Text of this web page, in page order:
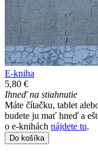
E-kniha
5,80 €
Ihneď na stiahnutie
Máte čítačku, tablet
budete ju mať hneď a
o e-knihách nájdete tu.
Do košíka